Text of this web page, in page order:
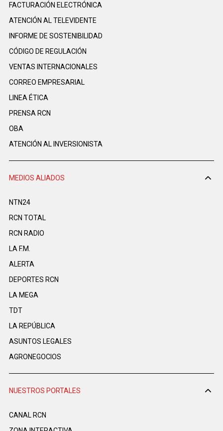
FACTURACIÓN ELECTRÓNICA
ATENCIÓN AL TELEVIDENTE
INFORME DE SOSTENIBILIDAD
CÓDIGO DE REGULACIÓN
VENTAS INTERNACIONALES
CORREO EMPRESARIAL
LINEA ÉTICA
PRENSA RCN
OBA
ATENCIÓN AL INVERSIONISTA
MEDIOS ALIADOS
NTN24
RCN TOTAL
RCN RADIO
LA F.M.
ALERTA
DEPORTES RCN
LA MEGA
TDT
LA REPÚBLICA
ASUNTOS LEGALES
AGRONEGOCIOS
NUESTROS PORTALES
CANAL RCN